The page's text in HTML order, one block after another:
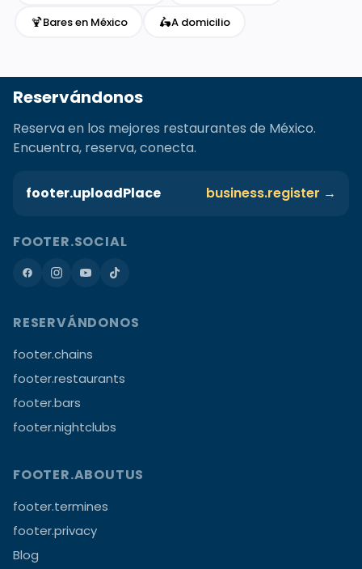
🍹Bares en México 🛵A domicilio
Reservándonos
Reserva en los mejores restaurantes de México.
Encuentra, reserva, conecta.
footer.uploadPlace business.register →
FOOTER.SOCIAL
RESERVÁNDONOS
footer.chains
footer.restaurants
footer.bars
footer.nightclubs
FOOTER.ABOUTUS
footer.termines
footer.privacy
Blog